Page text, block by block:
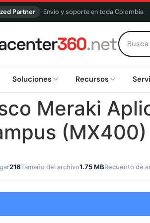
Partner · Envío y soporte en toda Colombia
Soluciones Recursos
Meraki
216Tamaño del archivo1.75 MBRecuento de